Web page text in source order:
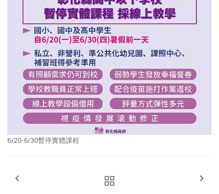
6/20-6/30暫停實體課程